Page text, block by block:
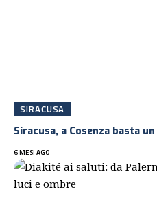
SIRACUSA
Siracusa, a Cosenza basta
6 MESI AGO